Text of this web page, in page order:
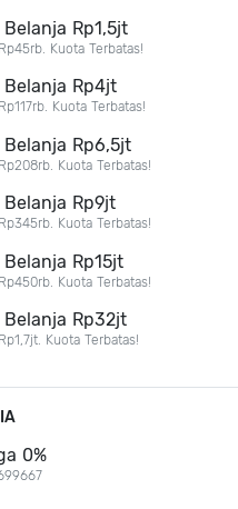
Rp1,5jt
Kuota Terbatas!
Belanja Rp4jt
Kuota Terbatas!
Belanja Rp6,5jt
Kuota Terbatas!
Belanja Rp9jt
Kuota Terbatas!
Rp15jt
Kuota Terbatas!
Belanja Rp32jt
Kuota Terbatas!
0%